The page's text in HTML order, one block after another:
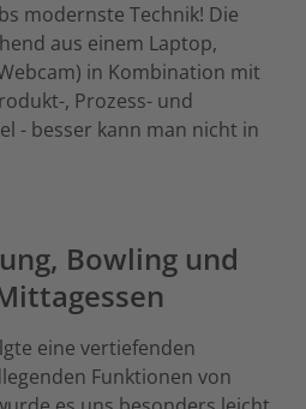
modernste Technik! Die
aus einem Laptop,
in Kombination mit
, Prozess- und
- besser kann man nicht in
Bowling und
eine vertiefenden
Funktionen von